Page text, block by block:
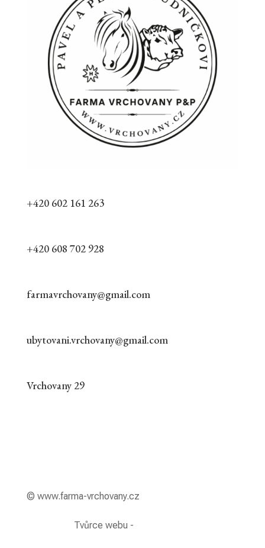
+420 602 161 263
+420 608 702 928
farmavrchovany@gmail.com
ubytovani.vrchovany@gmail.com
Vrchovany 29
© www.farma-vrchovany.cz
Tvůrce webu -